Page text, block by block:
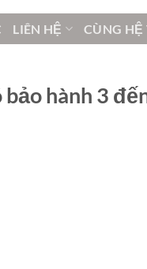
LIÊN HỆ CÙNG HỆ
hành 3